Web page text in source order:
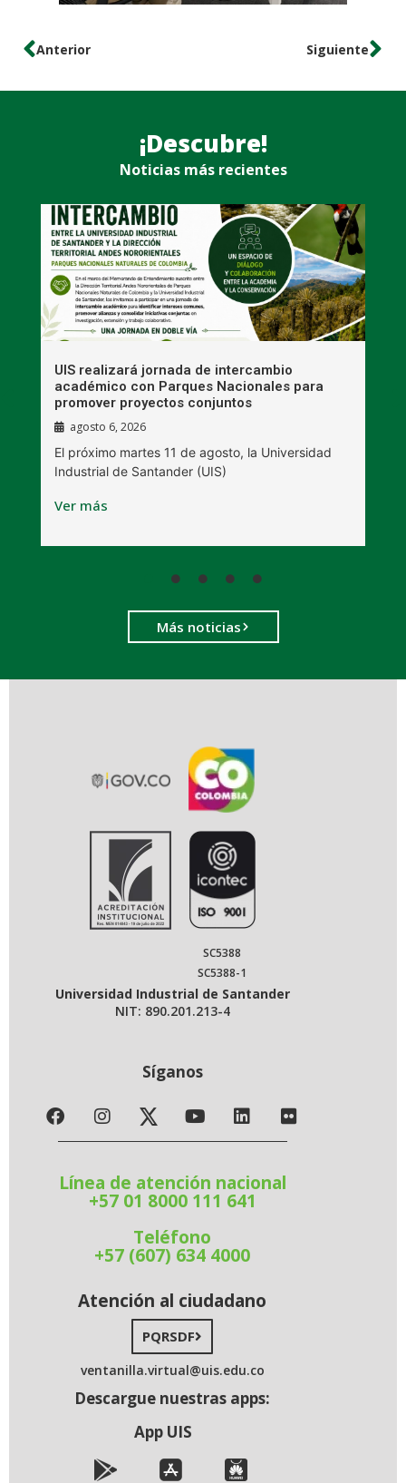
Anterior Siguiente
¡Descubre!
Noticias más recientes
UIS realizará jornada de intercambio
académico con Parques Nacionales para
promover proyectos conjuntos
agosto 6, 2026
El próximo martes 11 de agosto, la Universidad
Industrial de Santander (UIS)
Ver más
Más noticias